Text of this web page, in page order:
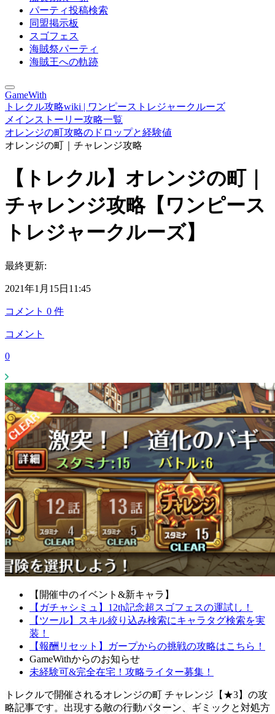
パーティ投稿検索
同盟掲示板
スゴフェス
海賊祭パーティ
海賊王への軌跡
GameWith
トレクル攻略wiki | ワンピーストレジャークルーズ
メインストーリー攻略一覧
オレンジの町攻略のドロップと経験値
オレンジの町｜チャレンジ攻略
【トレクル】オレンジの町｜
チャレンジ攻略【ワンピース
トレジャークルーズ】
最終更新:
2021年1月15日11:45
コメント 0 件
コメント
0
【開催中のイベント&新キャラ】
【ガチャシミュ】12th記念超スゴフェスの運試し！
【ツール】スキル絞り込み検索にキャラタグ検索を実
装！
【報酬リセット】ガープからの挑戦の攻略はこちら！
GameWithからのお知らせ
未経験可&完全在宅！攻略ライター募集！
トレクルで開催されるオレンジの町 チャレンジ【★3】の攻
略記事です。出現する敵の行動パターン、ギミックと対処方